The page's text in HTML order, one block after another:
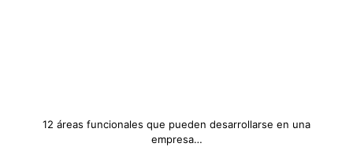
12 áreas funcionales que pueden desarrollarse en una
empresa…